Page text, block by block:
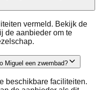
vermeld. Bekijk de
de aanbieder om te
Miguel een zwembad?
beschikbare faciliteiten.